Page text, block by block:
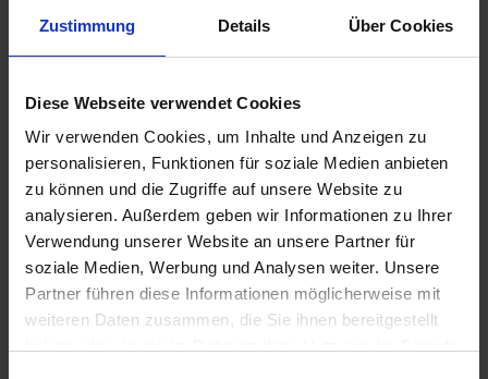
Zustimmung Details Über Cookies
Diese Webseite verwendet Cookies
Wir verwenden Cookies, um Inhalte und Anzeigen zu
personalisieren, Funktionen für soziale Medien anbieten
zu können und die Zugriffe auf unsere Website zu
analysieren. Außerdem geben wir Informationen zu Ihrer
Verwendung unserer Website an unsere Partner für
soziale Medien, Werbung und Analysen weiter. Unsere
Partner führen diese Informationen möglicherweise mit
weiteren Daten zusammen, die Sie ihnen bereitgestellt
AUSSENKABINE ab €719,-
BALKONKABINE ab €939,-
Zum Angebot
MS VistaDiamond » 5 Tage
Donaumetropolen